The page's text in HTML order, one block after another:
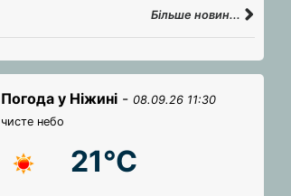
Більше новин...
Погода у Ніжині - 08.09.26 11:30
чисте небо
21°C